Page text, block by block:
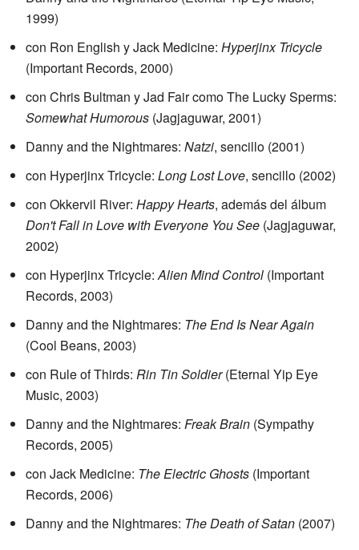
1999)
con Ron English y Jack Medicine: Hyperjinx Tricycle
(Important Records, 2000)
con Chris Bultman y Jad Fair como The Lucky Sperms:
Somewhat Humorous (Jagjaguwar, 2001)
Danny and the Nightmares: Natzi, sencillo (2001)
con Hyperjinx Tricycle: Long Lost Love, sencillo (2002)
con Okkervil River: Happy Hearts, además del álbum
Don't Fall in Love with Everyone You See (Jagjaguwar,
2002)
con Hyperjinx Tricycle:Alien Mind Control (Important
Records, 2003)
Danny and the Nightmares: The End Is Near Again
(Cool Beans, 2003)
con Rule of Thirds: Rin Tin Soldier(Eternal Yip Eye
Music, 2003)
Danny and the Nightmares: Freak Brain (Sympathy
Records, 2005)
con Jack Medicine: The Electric Ghosts (Important
Records, 2006)
Danny and the Nightmares: The Death of Satan (2007)